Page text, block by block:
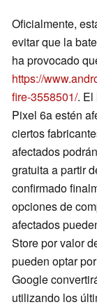
Oficialmente,
evitar que la
ha provocado
https://
fire-3558501/. El
Pixel 6a estén
ciertos
afectados
gratuita a partir
confirmado
opciones de
afectados
Store por valor
pueden optar
Google
utilizando los